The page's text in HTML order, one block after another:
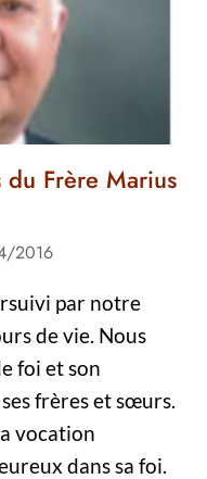
Frère Marius
2016
par notre
de vie. Nous
foi et son
frères et sœurs.
vocation
dans sa foi.